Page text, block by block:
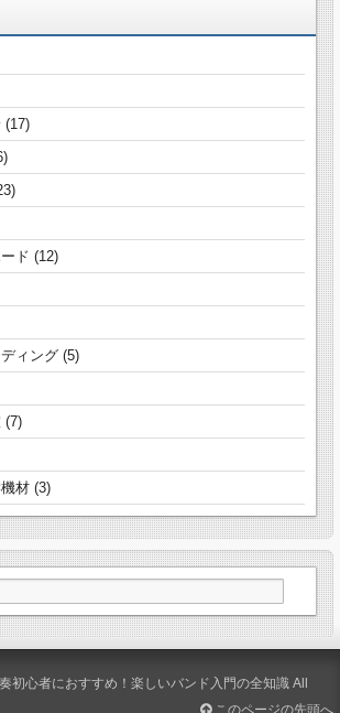
(17)
ド (12)
ィング (5)
(7)
材 (3)
初心者におすすめ！楽しいバンド入門の全知識 All
このページの先頭へ